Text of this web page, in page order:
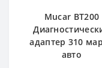
Mucar BT200
адаптер 310
авто